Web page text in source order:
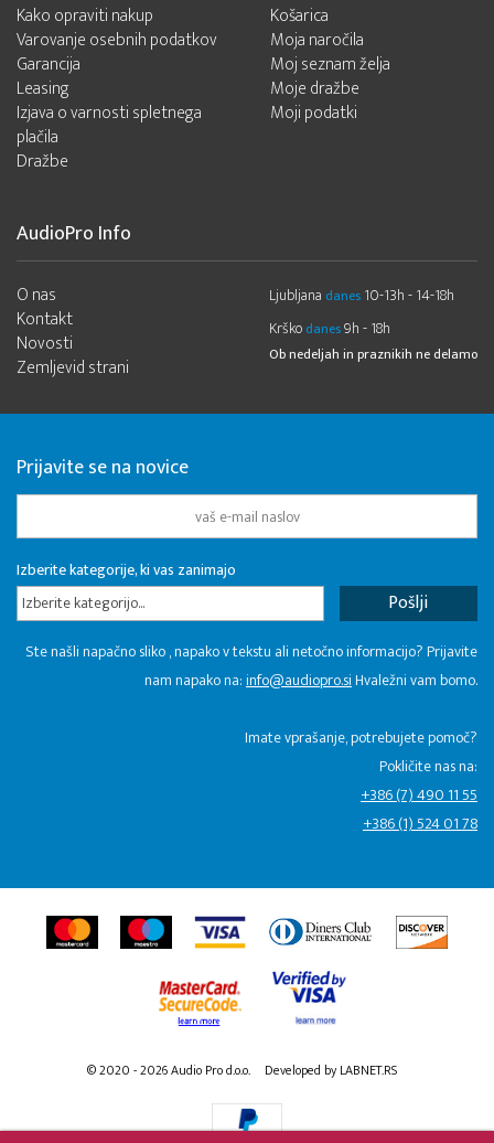
Kako opraviti nakup
Varovanje osebnih podatkov
Garancija
Leasing
Izjava o varnosti spletnega
plačila
Dražbe
Košarica
Moja naročila
Moj seznam želja
Moje dražbe
Moji podatki
AudioPro Info
O nas
Kontakt
Novosti
Zemljevid strani
Ljubljana danes 10-13h - 14-18h
Krško danes9h - 18h
Ob nedeljah in praznikih ne delamo
Prijavite se na novice
Izberite kategorije, ki vas zanimajo
Izberite kategorijo...
Ste našli napačno sliko , napako v tekstu ali netočno informacijo? Prijavite
nam napako na:info@audiopro.siHvaležni vam bomo.
Imate vprašanje, potrebujete pomoč?
Pokličite nas na:
+386 (7) 490 11 55
+386 (1) 524 01 78
© 2020 - 2026 Audio Pro d.o.o. Developed by LABNET.RS